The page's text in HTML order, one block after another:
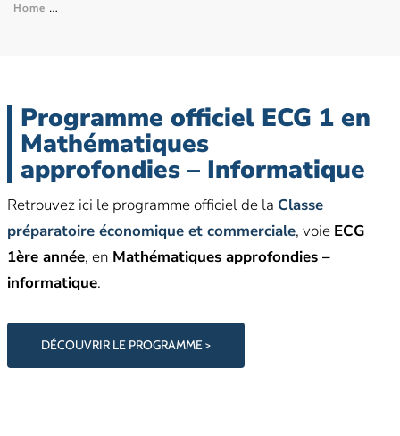
Home
Programme officiel ECG 1 en
Mathématiques
approfondies– Informatique
Retrouvez ici le programme officiel de la Classe
préparatoire économique et commerciale, voie ECG
1ère année, en Mathématiques approfondies–
informatique.
DÉCOUVRIR LE PROGRAMME >